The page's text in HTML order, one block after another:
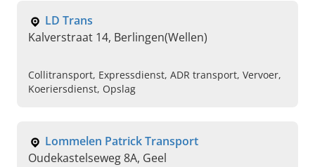
LD Trans
Kalverstraat 14, Berlingen(Wellen)
Collitransport, Expressdienst, ADR transport, Vervoer,
Koeriersdienst, Opslag
Lommelen Patrick Transport
Oudekastelseweg 8A, Geel